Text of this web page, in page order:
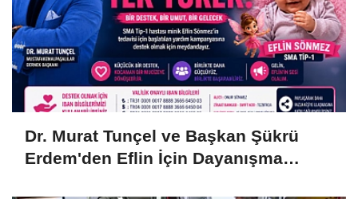
Dr. Murat Tunçel ve Başkan Şükrü
Erdem'den Eflin İçin Dayanışma